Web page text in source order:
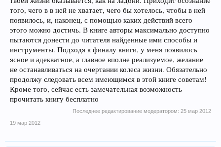
того, чего в в ней не хватает, чего бы хотелось, чтобы в ней
появилось, и, наконец, с помощью каких действий всего
этого можно достичь. В книге авторы максимально доступно
пытаются донести до читателя найденные ими способы и
инструменты. Подходя к финалу книги, у меня появилось
ясное и адекватное, а главное вполне реализуемое, желание
не останавливаться на очертании колеса жизни. Обязательно
продолжу следовать всем имеющимся в этой книге советам!
Кроме того, сейчас есть замечательная возможность
прочитать книгу бесплатно
Последнее редактирование модератором: 25 мар 2012
19 мар 2012